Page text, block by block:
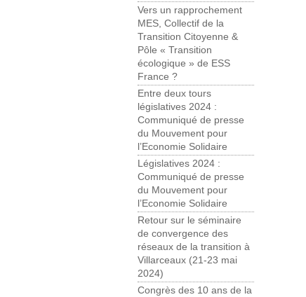
Vers un rapprochement
MES, Collectif de la
Transition Citoyenne &
Pôle « Transition
écologique » de ESS
France ?
Entre deux tours
législatives 2024 :
Communiqué de presse
du Mouvement pour
l’Economie Solidaire
Législatives 2024 :
Communiqué de presse
du Mouvement pour
l’Economie Solidaire
Retour sur le séminaire
de convergence des
réseaux de la transition à
Villarceaux (21-23 mai
2024)
Congrès des 10 ans de la